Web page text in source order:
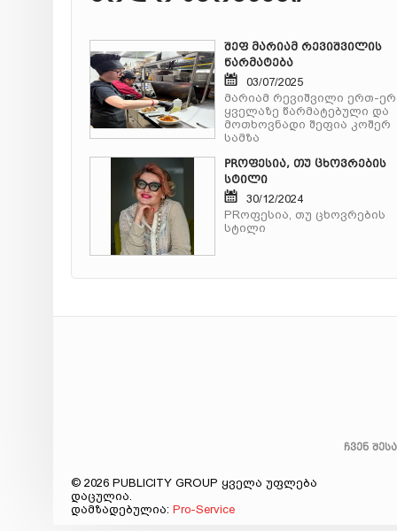
შეფ მარიამ რევიშვილის
წარმატება
03/07/2025
მარიამ რევიშვილი ერთ-
ყველაზე წარმატებული და
მოთხოვნადი შეფია კოშერ
სამზა
PRოფესია, თუ ცხოვრების
სტილი
30/12/2024
PRოფესია, თუ ცხოვრების
სტილი
ჩვენ
© 2026 PUBLICITY GROUP ყველა უფლება
დაცულია.
დამზადებულია: Pro-Service